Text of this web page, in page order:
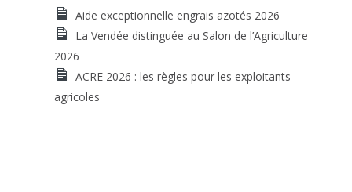
Aide exceptionnelle engrais azotés 2026
La Vendée distinguée au Salon de l’Agriculture
2026
ACRE 2026 : les règles pour les exploitants
agricoles